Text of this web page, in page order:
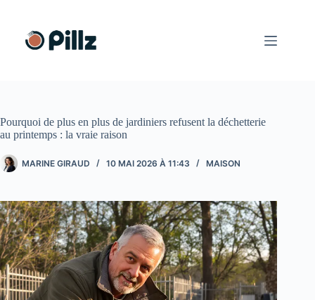
contenu
Pourquoi de plus en plus de jardiniers refusent la déchetterie
au printemps : la vraie raison
MARINE GIRAUD 10 MAI 2026 À 11:43 MAISON